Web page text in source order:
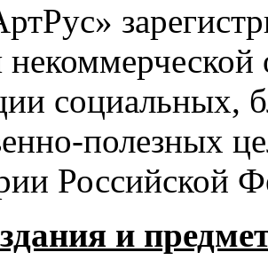
социальных,
полезных
Российской
и